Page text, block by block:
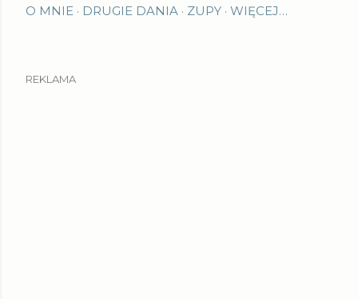
O MNIE DRUGIE DANIA ZUPY WIĘCEJ…
REKLAMA